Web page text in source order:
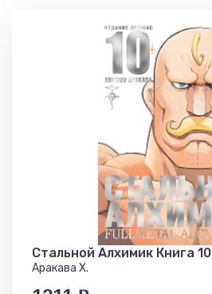
Стальной Алхимик Книга 10
Аракава Х.